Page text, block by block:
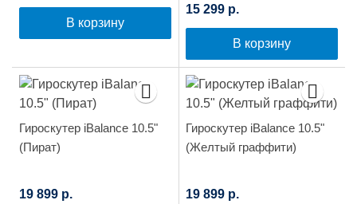
В корзину
15 299 р.
В корзину
Гироскутер iBalance 10.5"
(Пират)
19 899 р.
Гироскутер iBalance 10.5"
(Желтый граффити)
19 899 р.